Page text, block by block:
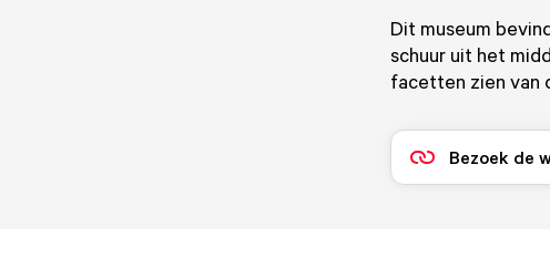
Dit museum
schuur uit het
facetten zien van
Bezoek de